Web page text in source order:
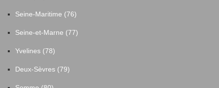
Seine-Maritime (76)
Seine-et-Marne (77)
Yvelines (78)
Deux-Sèvres (79)